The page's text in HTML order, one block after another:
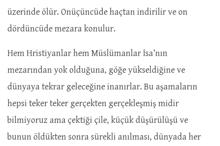
üzerinde ölür. Onüçüncüde haçtan indirilir ve on
dördüncüde mezara konulur.
Hem Hristiyanlar hem Müslümanlar İsa’nın
mezarından yok olduğuna, göğe yükseldiğine ve
dünyaya tekrar geleceğine inanırlar. Bu aşamaların
hepsi teker teker gerçekten gerçekleşmiş midir
bilmiyoruz ama çektiği çile, küçük düşürülüşü ve
bunun öldükten sonra sürekli anılması, dünyada her